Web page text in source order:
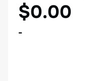
$0.00
-